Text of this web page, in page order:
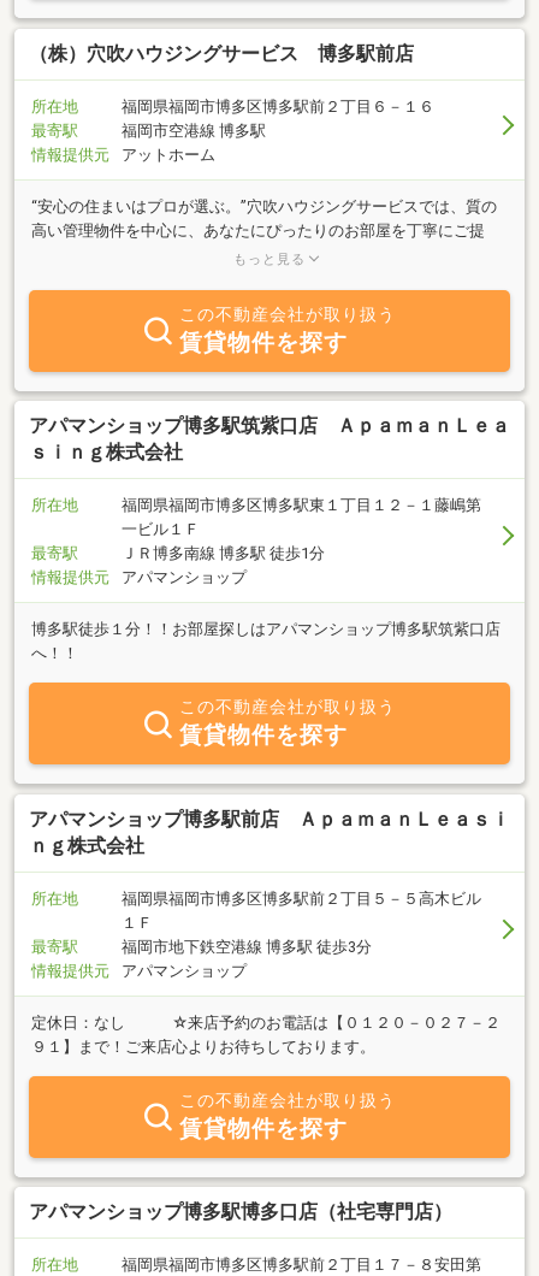
（株）穴吹ハウジングサービス 博多駅前店
所在地
福岡県福岡市博多区博多駅前２丁目６－１６
最寄駅
福岡市空港線 博多駅
情報提供元
アットホーム
“安心の住まいはプロが選ぶ。”穴吹ハウジングサービスでは、質の
高い管理物件を中心に、あなたにぴったりのお部屋を丁寧にご提
案。写真だけではわからない物件の魅力も、スタッフがしっかりお
もっと見る
この不動産会社が取り扱う
賃貸物件を探す
アパマンショップ博多駅筑紫口店 ＡｐａｍａｎＬｅａ
ｓｉｎｇ株式会社
所在地
福岡県福岡市博多区博多駅東１丁目１２－１藤嶋第
一ビル１Ｆ
最寄駅
ＪＲ博多南線 博多駅 徒歩1分
情報提供元
アパマンショップ
博多駅徒歩１分！！お部屋探しはアパマンショップ博多駅筑紫口店
へ！！
この不動産会社が取り扱う
賃貸物件を探す
アパマンショップ博多駅前店 ＡｐａｍａｎＬｅａｓｉ
ｎｇ株式会社
所在地
福岡県福岡市博多区博多駅前２丁目５－５高木ビル
１Ｆ
最寄駅
福岡市地下鉄空港線 博多駅 徒歩3分
情報提供元
アパマンショップ
定休日：なし ☆来店予約のお電話は【０１２０－０２７－２
９１】まで！ご来店心よりお待ちしております。
この不動産会社が取り扱う
賃貸物件を探す
アパマンショップ博多駅博多口店（社宅専門店）
所在地
福岡県福岡市博多区博多駅前２丁目１７－８安田第